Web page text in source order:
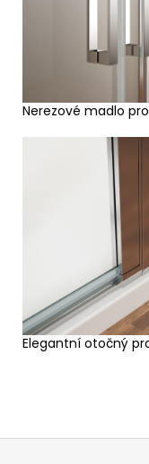
Nerezové madlo
Elegantní otočný